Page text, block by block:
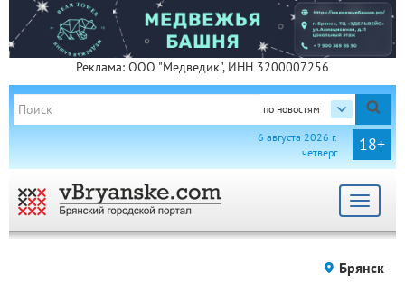
Реклама: ООО "Медведик", ИНН 3200007256
по новостям
18+
6 августа 2026 г.
четверг
Toggle
Брянск